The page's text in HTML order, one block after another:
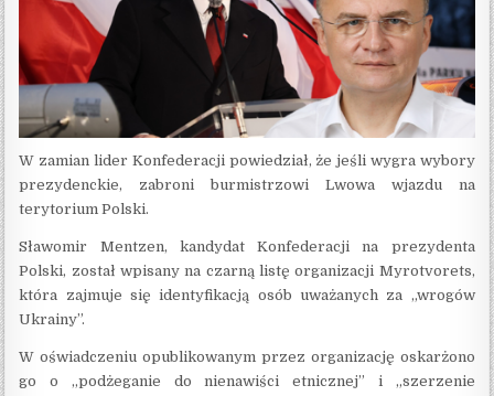
W zamian lider Konfederacji powiedział, że jeśli wygra wybory
prezydenckie, zabroni burmistrzowi Lwowa wjazdu na
terytorium Polski.
Sławomir Mentzen, kandydat Konfederacji na prezydenta
Polski, został wpisany na czarną listę organizacji Myrotvorets,
która zajmuje się identyfikacją osób uważanych za „wrogów
Ukrainy”.
W oświadczeniu opublikowanym przez organizację oskarżono
go o „podżeganie do nienawiści etnicznej” i „szerzenie